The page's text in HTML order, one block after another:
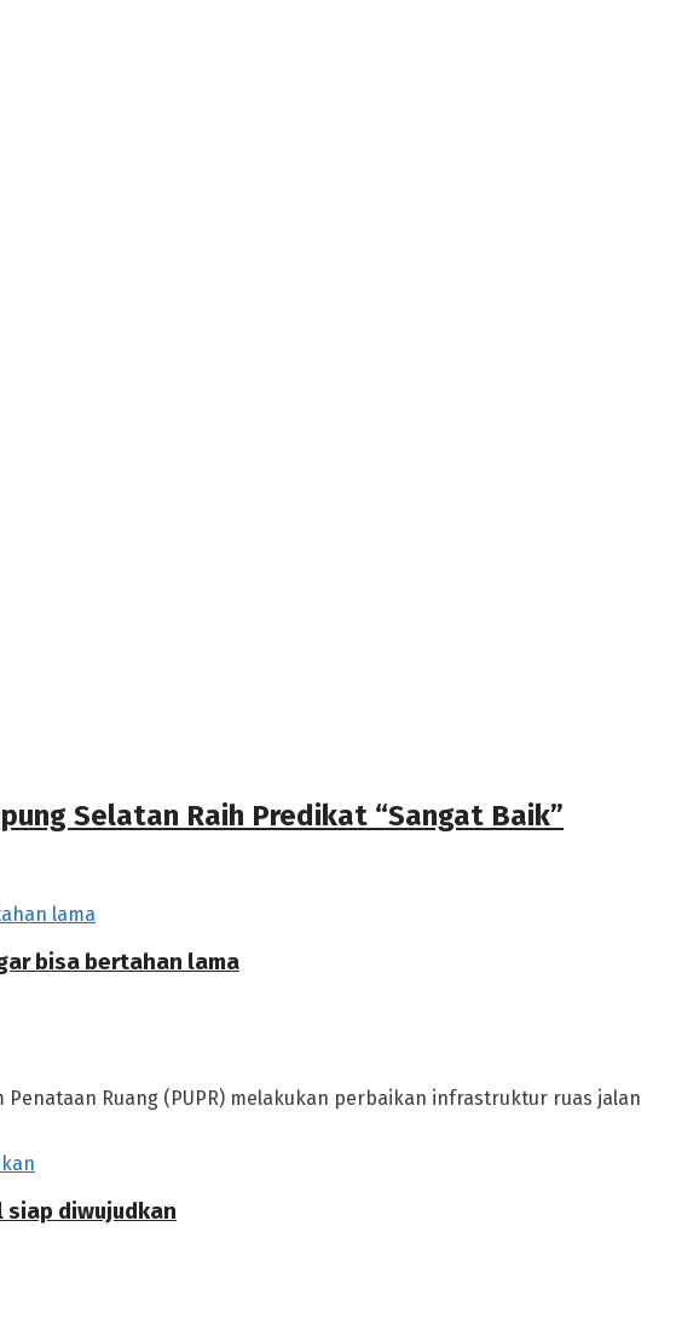
Selatan Raih Predikat “Sangat Baik”
bisa bertahan lama
Ruang (PUPR) melakukan perbaikan infrastruktur ruas jalan
siap diwujudkan